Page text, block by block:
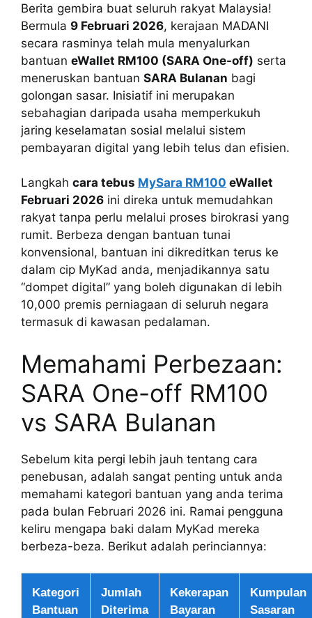
Berita gembira buat seluruh rakyat Malaysia!
Bermula 9 Februari 2026, kerajaan MADANI
secara rasminya telah mula menyalurkan
bantuan eWallet RM100 (SARA One-off) serta
meneruskan bantuan SARA Bulanan bagi
golongan sasar. Inisiatif ini merupakan
sebahagian daripada usaha memperkukuh
jaring keselamatan sosial melalui sistem
pembayaran digital yang lebih telus dan efisien.
Langkah cara tebus MySara RM100 eWallet
Februari 2026 ini direka untuk memudahkan
rakyat tanpa perlu melalui proses birokrasi yang
rumit. Berbeza dengan bantuan tunai
konvensional, bantuan ini dikreditkan terus ke
dalam cip MyKad anda, menjadikannya satu
“dompet digital” yang boleh digunakan di lebih
10,000 premis perniagaan di seluruh negara
termasuk di kawasan pedalaman.
Memahami Perbezaan:
SARA One-off RM100
vs SARA Bulanan
Sebelum kita pergi lebih jauh tentang cara
penebusan, adalah sangat penting untuk anda
memahami kategori bantuan yang anda terima
pada bulan Februari 2026 ini. Ramai pengguna
keliru mengapa baki dalam MyKad mereka
berbeza-beza. Berikut adalah perinciannya:
Kategori
Bantuan
Jumlah
Diterima
Kekerapan
Bayaran
Kumpulan
Sasaran